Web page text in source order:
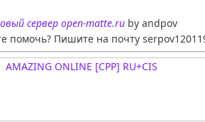
сервер open-matte.ruby andpov
помочь? Пишите на почту